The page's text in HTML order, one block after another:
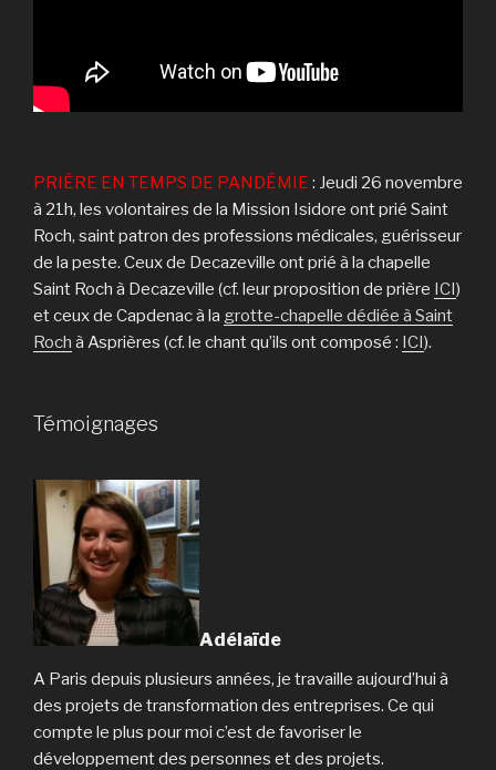
PRIÈRE EN TEMPS DE PANDÉMIE : Jeudi 26 novembre
à 21h, les volontaires de la Mission Isidore ont prié Saint
Roch, saint patron des professions médicales, guérisseur
de la peste. Ceux de Decazeville ont prié à la chapelle
Saint Roch à Decazeville (cf. leur proposition de prière ICI)
et ceux de Capdenac à la grotte-chapelle dédiée à Saint
Roch à Asprières (cf. le chant qu’ils ont composé : ICI).
Témoignages
Adélaïde
A Paris depuis plusieurs années, je travaille aujourd’hui à
des projets de transformation des entreprises. Ce qui
compte le plus pour moi c’est de favoriser le
développement des personnes et des projets.